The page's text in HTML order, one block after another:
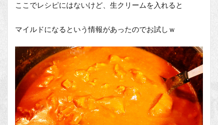
ここでレシピにはないけど、生クリームを入れると
マイルドになるという情報があったのでお試しｗ